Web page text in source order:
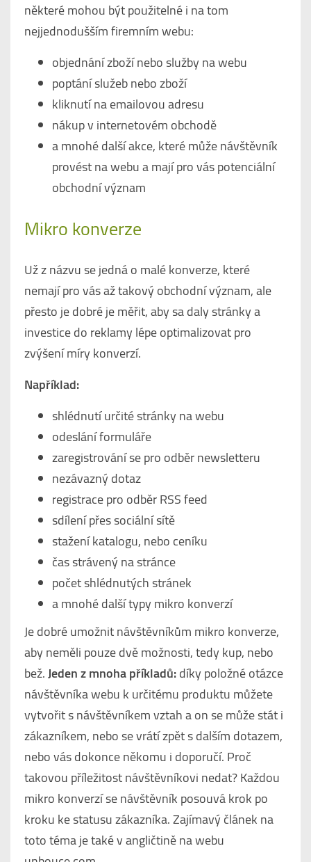
některé mohou být použitelné i na tom
nejjednodušším firemním webu:
objednání zboží nebo služby na webu
poptání služeb nebo zboží
kliknutí na emailovou adresu
nákup v internetovém obchodě
a mnohé další akce, které může návštěvník
provést na webu a mají pro vás potenciální
obchodní význam
Mikro konverze
Už z názvu se jedná o malé konverze, které
nemají pro vás až takový obchodní význam, ale
přesto je dobré je měřit, aby sa daly stránky a
investice do reklamy lépe optimalizovat pro
zvýšení míry konverzí.
Například:
shlédnutí určité stránky na webu
odeslání formuláře
zaregistrování se pro odběr newsletteru
nezávazný dotaz
registrace pro odběr RSS feed
sdílení přes sociální sítě
stažení katalogu, nebo ceníku
čas strávený na stránce
počet shlédnutých stránek
a mnohé další typy mikro konverzí
Je dobré umožnit návštěvníkům mikro konverze,
aby neměli pouze dvě možnosti, tedy kup, nebo
bež.Jeden z mnoha příkladů:díky položné otázce
návštěvníka webu k určitému produktu můžete
vytvořit s návštěvníkem vztah a on se může stát i
zákazníkem, nebo se vrátí zpět s dalším dotazem,
nebo vás dokonce někomu i doporučí. Proč
takovou příležitost návštěvníkovi nedat? Každou
mikro konverzí se návštěvník posouvá krok po
kroku ke statusu zákazníka. Zajímavý článek na
toto téma je také v angličtině na webu